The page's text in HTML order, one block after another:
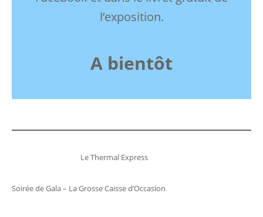
l’exposition.
A bientôt
Le Thermal Express
Soirée de Gala – La Grosse Caisse d’Occasion